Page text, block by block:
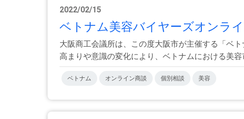
2022/02/15
ベトナム美容バイヤーズオンラ
大阪商工会議所は、この度大阪市が主催する「ベ
高まりや意識の変化により、ベトナムにおける美容
ベトナム オンライン商談 個別相談 美容